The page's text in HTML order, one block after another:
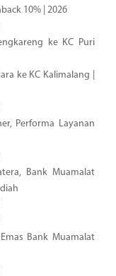
10% | 2026
ke KC Puri
ke KC Kalimalang |
Performa Layanan
Bank Muamalat
Bank Muamalat